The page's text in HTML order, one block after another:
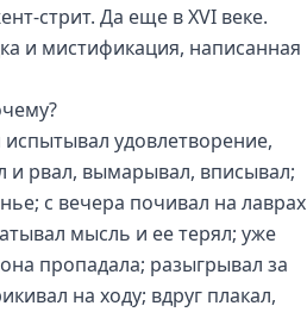
стрит. Да еще в XVI веке.
и мистификация, написанная
удовлетворение,
и рвал, вымарывал, вписывал;
с вечера почивал на лаврах
мысль и ее терял; уже
пропадала; разыгрывал за
на ходу; вдруг плакал,